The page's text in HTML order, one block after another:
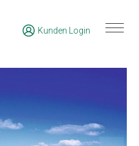
Kunden Login